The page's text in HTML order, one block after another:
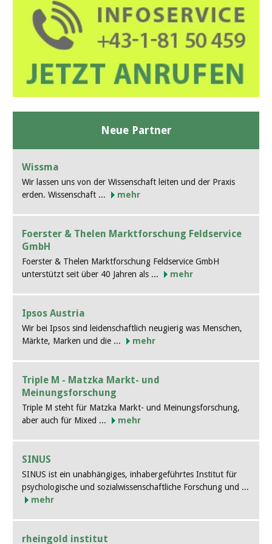
Neue Partner
Wissma
Wir lassen uns von der Wissenschaft leiten und der Praxis
erden. Wissenschaft ...
mehr
Foerster & Thelen Marktforschung Feldservice
GmbH
Foerster & Thelen Marktforschung Feldservice GmbH
unterstützt seit über 40 Jahren als ...
mehr
Ipsos Austria
Wir bei Ipsos sind leidenschaftlich neugierig was Menschen,
Märkte, Marken und die ...
mehr
Triple M - Matzka Markt- und
Meinungsforschung
Triple M steht für Matzka Markt- und Meinungsforschung,
aber auch für Mixed ...
mehr
SINUS
SINUS ist ein unabhängiges, inhabergeführtes Institut für
psychologische und sozialwissenschaftliche Forschung und ...
mehr
rheingold institut